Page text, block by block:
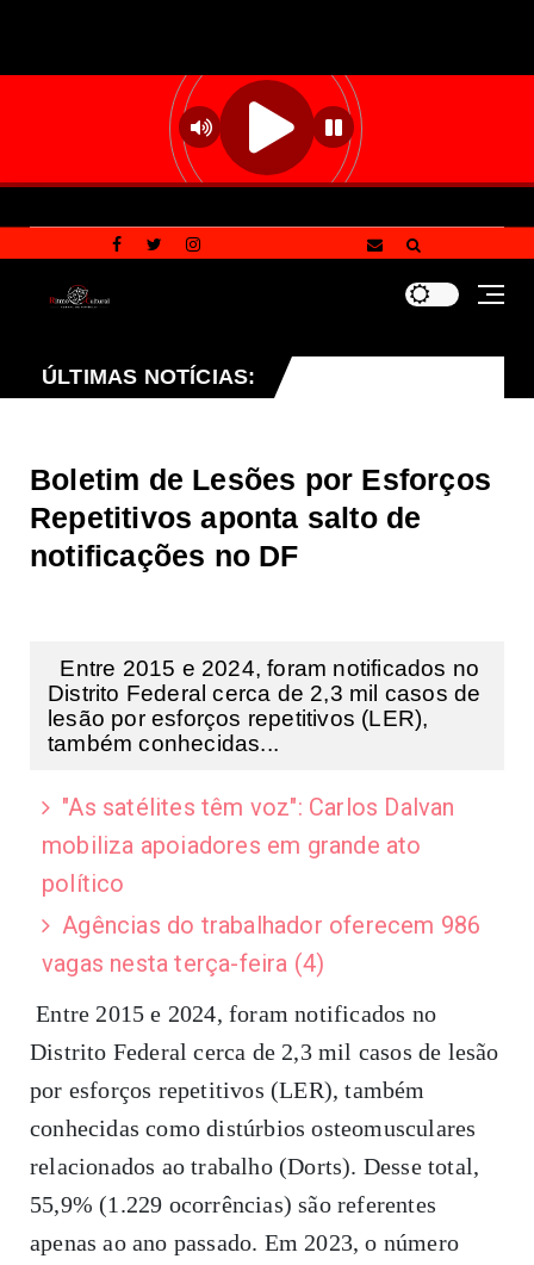
ÚLTIMAS NOTÍCIAS:
à CLDF projeto que endurece penalidades para
Boletim de Lesões por Esforços
Repetitivos aponta salto de
notificações no DF
Entre 2015 e 2024, foram notificados no
Distrito Federal cerca de 2,3 mil casos de
lesão por esforços repetitivos (LER),
também conhecidas...
"As satélites têm voz": Carlos Dalvan
mobiliza apoiadores em grande ato
político
Agências do trabalhador oferecem 986
vagas nesta terça-feira (4)
Entre 2015 e 2024, foram notificados no
Distrito Federal cerca de 2,3 mil casos de lesão
por esforços repetitivos (LER), também
conhecidas como distúrbios osteomusculares
relacionados ao trabalho (Dorts). Desse total,
55,9% (1.229 ocorrências) são referentes
apenas ao ano passado. Em 2023, o número